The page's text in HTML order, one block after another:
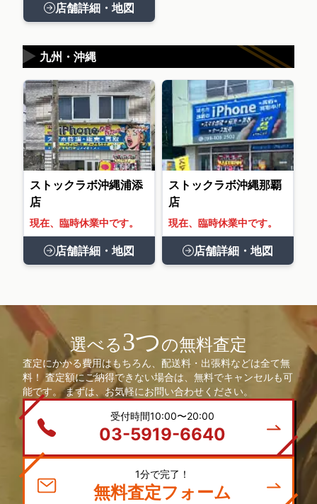
店舗詳細・地図
九州・沖縄
▶
ストックラボ沖縄浦添
店
現在、臨時休業中です。
店舗詳細・地図
ストックラボ沖縄那覇
店
現在、臨時休業中です。
店舗詳細・地図
選べる3つの無料査定
査定にかかる費用はもちろん、配送料・出張料などは全て無
料！ 査定額にご納得できない場合は、無料でキャンセルも可
能です。 まずは、お気軽にお問い合わせください。
受付時間10:00〜20:00
03-5919-6640
1分で完了！
無料査定フォーム